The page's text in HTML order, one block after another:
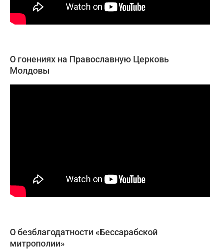
О гонениях на Православную Церковь
Молдовы
О безблагодатности «Бессарабской
митрополии»